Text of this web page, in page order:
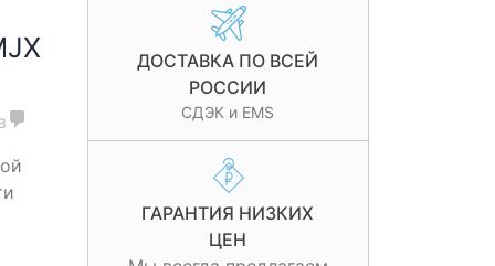
ДОСТАВКА ПО ВСЕЙ
РОССИИ
СДЭК и EMS
ГАРАНТИЯ НИЗКИХ
ЦЕН